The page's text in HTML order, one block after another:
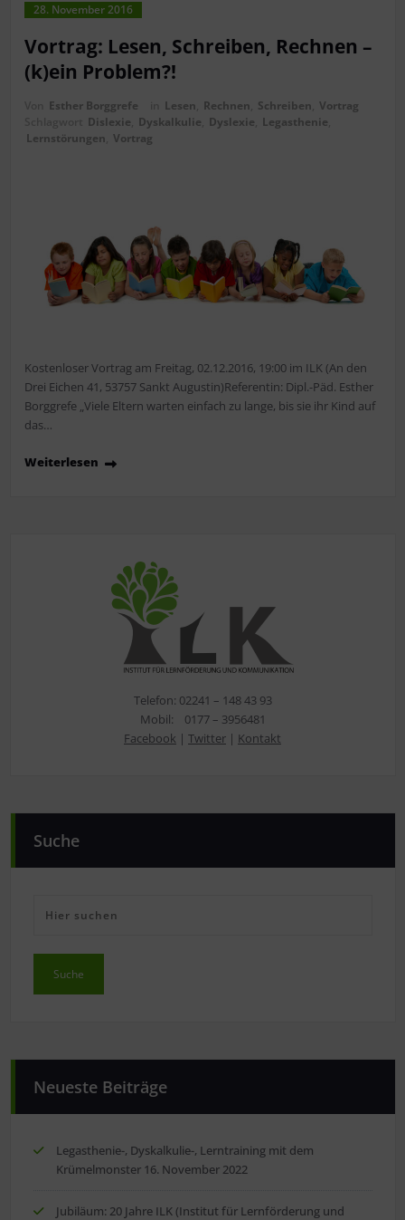
28. November 2016
Vortrag: Lesen, Schreiben, Rechnen –
(k)ein Problem?!
Esther Borggrefe Lesen Rechnen Schreiben Vortrag
Dislexie Dyskalkulie Dyslexie Legasthenie
Lernstörungen Vortrag
Kostenloser Vortrag am Freitag, 02.12.2016, 19:00 im ILK (An den
Drei Eichen 41, 53757 Sankt Augustin)Referentin: Dipl.-Päd. Esther
Borggrefe „Viele Eltern warten einfach zu lange, bis sie ihr Kind auf
das…
Weiterlesen
Telefon: 02241 – 148 43 93
Mobil: 0177 – 3956481
Facebook | Twitter | Kontakt
Suche
Neueste Beiträge
Legasthenie-, Dyskalkulie-, Lerntraining mit dem
Krümelmonster 16. November 2022
Jubiläum: 20 Jahre ILK (Institut für Lernförderung und